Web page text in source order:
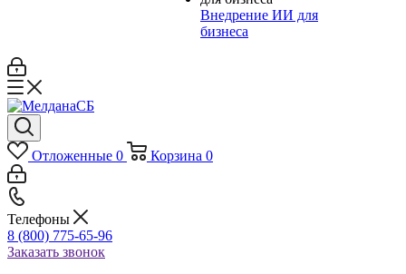
Внедрение ИИ для
бизнеса
Отложенные 0 Корзина 0
Телефоны
8 (800) 775-65-96
Заказать звонок